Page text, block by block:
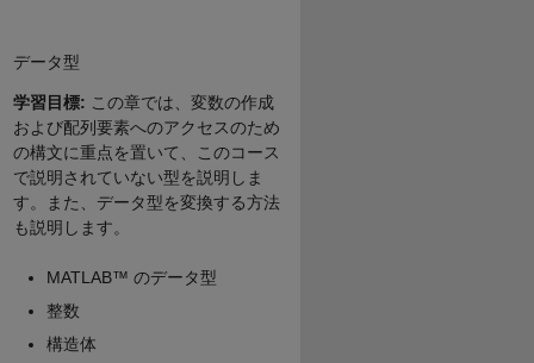
データ型
学習目標: この章では、変数の作成
および配列要素へのアクセスのため
の構文に重点を置いて、このコース
で説明されていない型を説明しま
す。また、データ型を変換する方法
も説明します。
MATLAB™ のデータ型
整数
構造体